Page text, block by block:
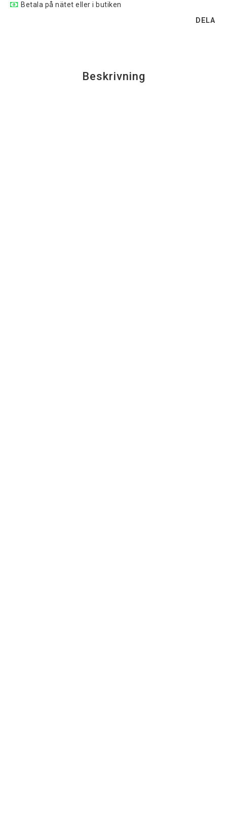
Betala på nätet eller i butiken
DELA
Beskrivning